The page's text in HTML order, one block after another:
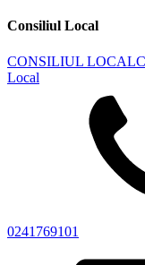
Consiliul Local
CONSILIUL LOCAL
Local
0241769101